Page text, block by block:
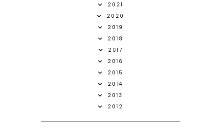
2021
2020
2019
2018
2017
2016
2015
2014
2013
2012